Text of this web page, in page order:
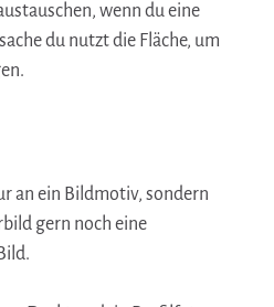
wenn du eine
du nutzt die Fläche, um
an ein Bildmotiv, sondern
gern noch eine